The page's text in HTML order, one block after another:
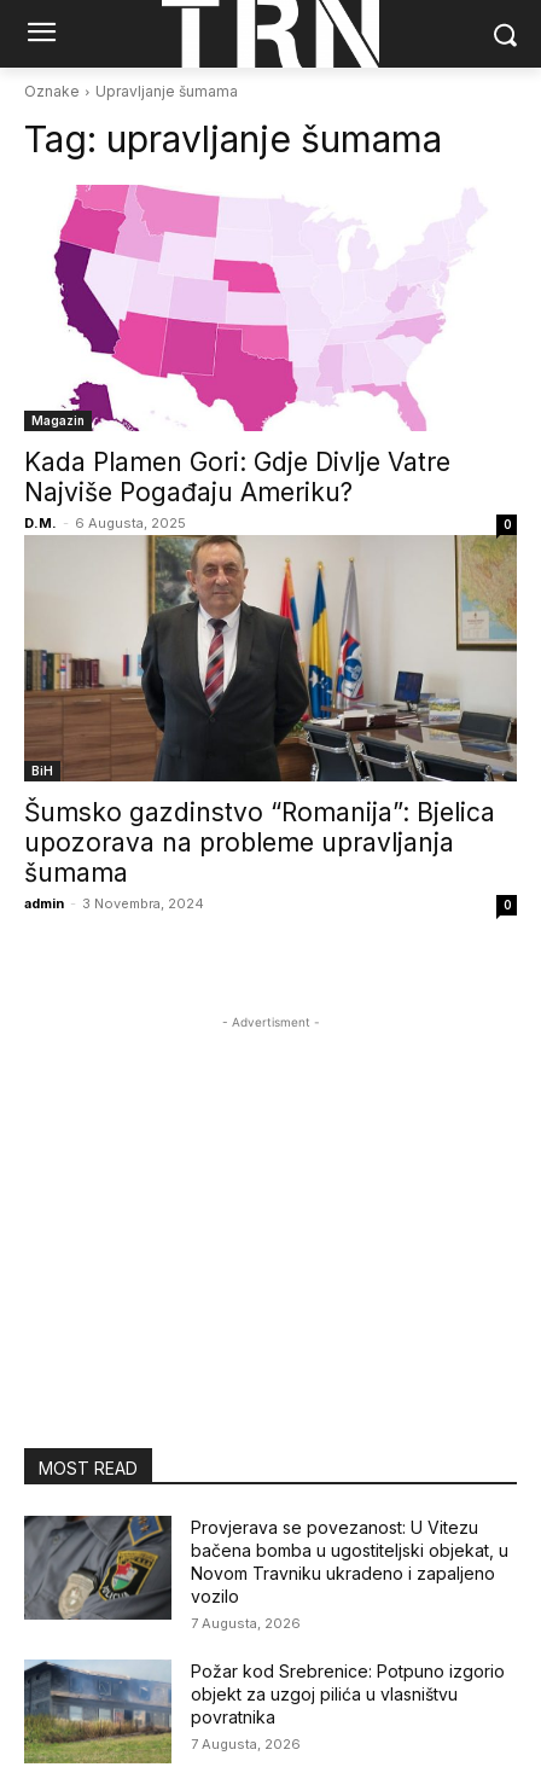
Oznake Upravljanje šumama
Tag: upravljanje šumama
Magazin
Kada Plamen Gori: Gdje Divlje Vatre
Najviše Pogađaju Ameriku?
D.M. - 6 Augusta, 2025 0
BiH
Šumsko gazdinstvo “Romanija”: Bjelica
upozorava na probleme upravljanja
šumama
admin - 3 Novembra, 2024 0
- Advertisment -
MOST READ
Provjerava se povezanost: U Vitezu
bačena bomba u ugostiteljski objekat, u
Novom Travniku ukradeno i zapaljeno
vozilo
7 Augusta, 2026
Požar kod Srebrenice: Potpuno izgorio
objekt za uzgoj pilića u vlasništvu
povratnika
7 Augusta, 2026